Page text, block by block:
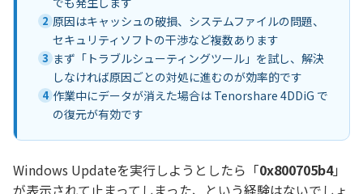
2 原因はキャッシュの破損、システムファイルの問題、
セキュリティソフトの干渉など複数あります
3 まず「トラブルシューティングツール」を試し、解決
しなければ原因ごとの対処に進むのが効率的です
4 作業中にデータが消えた場合は Tenorshare 4DDiG で
の復元が有効です
Windows Updateを実行しようとしたら「0x800705b4」
が表示されて止まってしまった、という経験はないでしょ